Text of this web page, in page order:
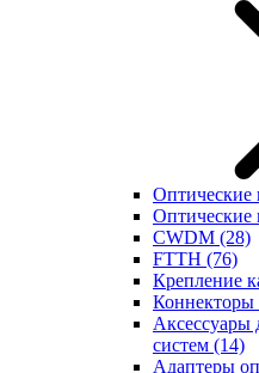
Оптические
CWDM (28)
FTTH (76)
Крепление
Коннекторы
Аксессуары
систем (14)
Адаптеры